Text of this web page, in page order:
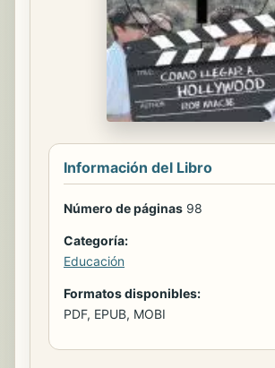
Información del Libro
Número de páginas 98
Categoría:
Educación
Formatos disponibles:
PDF, EPUB, MOBI